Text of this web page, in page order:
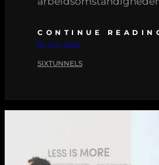
CONTINUE
18 JULI 2026
SIXTUNNELS